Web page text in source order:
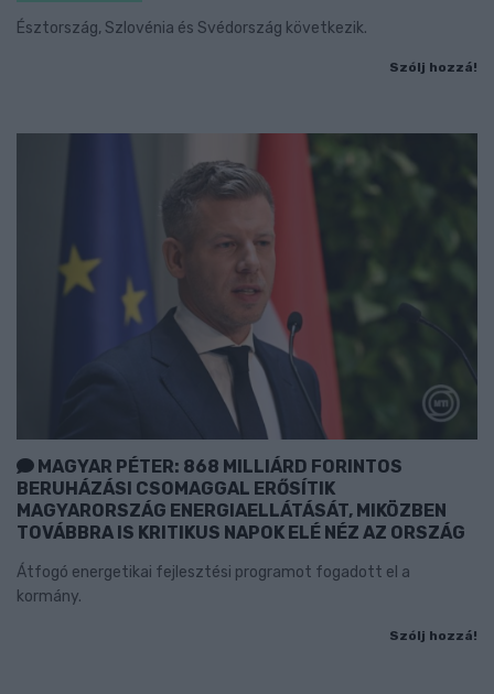
Észtország, Szlovénia és Svédország következik.
Szólj hozzá!
MAGYAR PÉTER: 868 MILLIÁRD FORINTOS
BERUHÁZÁSI CSOMAGGAL ERŐSÍTIK
MAGYARORSZÁG ENERGIAELLÁTÁSÁT, MIKÖZBEN
TOVÁBBRA IS KRITIKUS NAPOK ELÉ NÉZ AZ ORSZÁG
Átfogó energetikai fejlesztési programot fogadott el a
kormány.
Szólj hozzá!